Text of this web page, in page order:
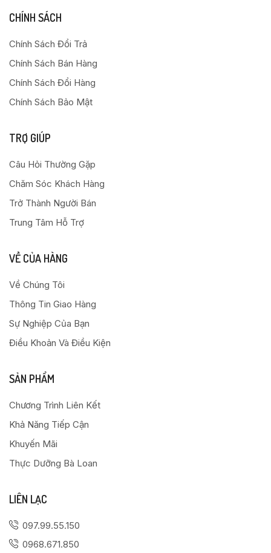
CHÍNH SÁCH
Chính Sách Đổi Trả
Chính Sách Bán Hàng
Chính Sách Đổi Hàng
Chính Sách Bảo Mật
TRỢ GIÚP
Câu Hỏi Thường Gặp
Chăm Sóc Khách Hàng
Trở Thành Người Bán
Trung Tâm Hỗ Trợ
VỀ CỦA HÀNG
Về Chúng Tôi
Thông Tin Giao Hàng
Sự Nghiệp Của Bạn
Điều Khoản Và Điều Kiện
SẢN PHẨM
Chương Trình Liên Kết
Khả Năng Tiếp Cận
Khuyến Mãi
Thực Dưỡng Bà Loan
LIÊN LẠC
097.99.55.150
0968.671.850